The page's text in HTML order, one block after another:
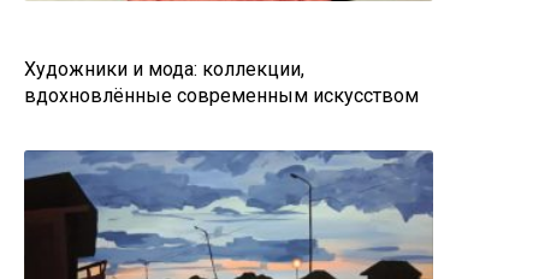
Художники и мода: коллекции,
вдохновлённые современным искусством